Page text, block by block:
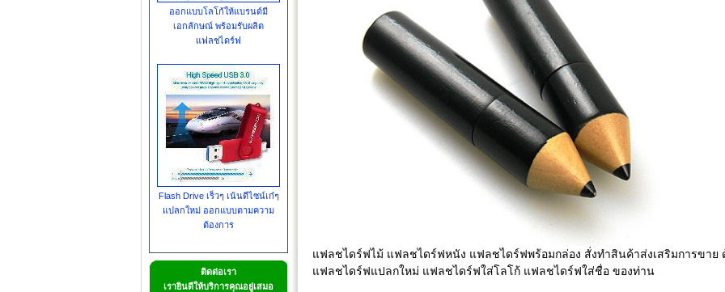
แฟลชไดร์ฟไม้ แฟลชไดร์ฟหนัง แฟลชไดร์ฟพร้อมกล่อง สั่งทำสินค้าส่งเสริมการขาย
แฟลชไดร์ฟแปลกใหม่ แฟลชไดร์ฟใส่โลโก้ แฟลชไดร์ฟใส่ชื่อ ของท่าน
ออกแบบโลโก้ให้แบรนด์มี
เอกลักษณ์ พร้อมรับผลิต
แฟลชไดร์ฟ
Flash Drive เร็วๆ เน้นดีไซน์เก๋ๆ
แปลกใหม่ ออกแบบตามความ
ต้องการ
ติดต่อเรา
เรายินดีให้บริการคุณอยู่เสมอ